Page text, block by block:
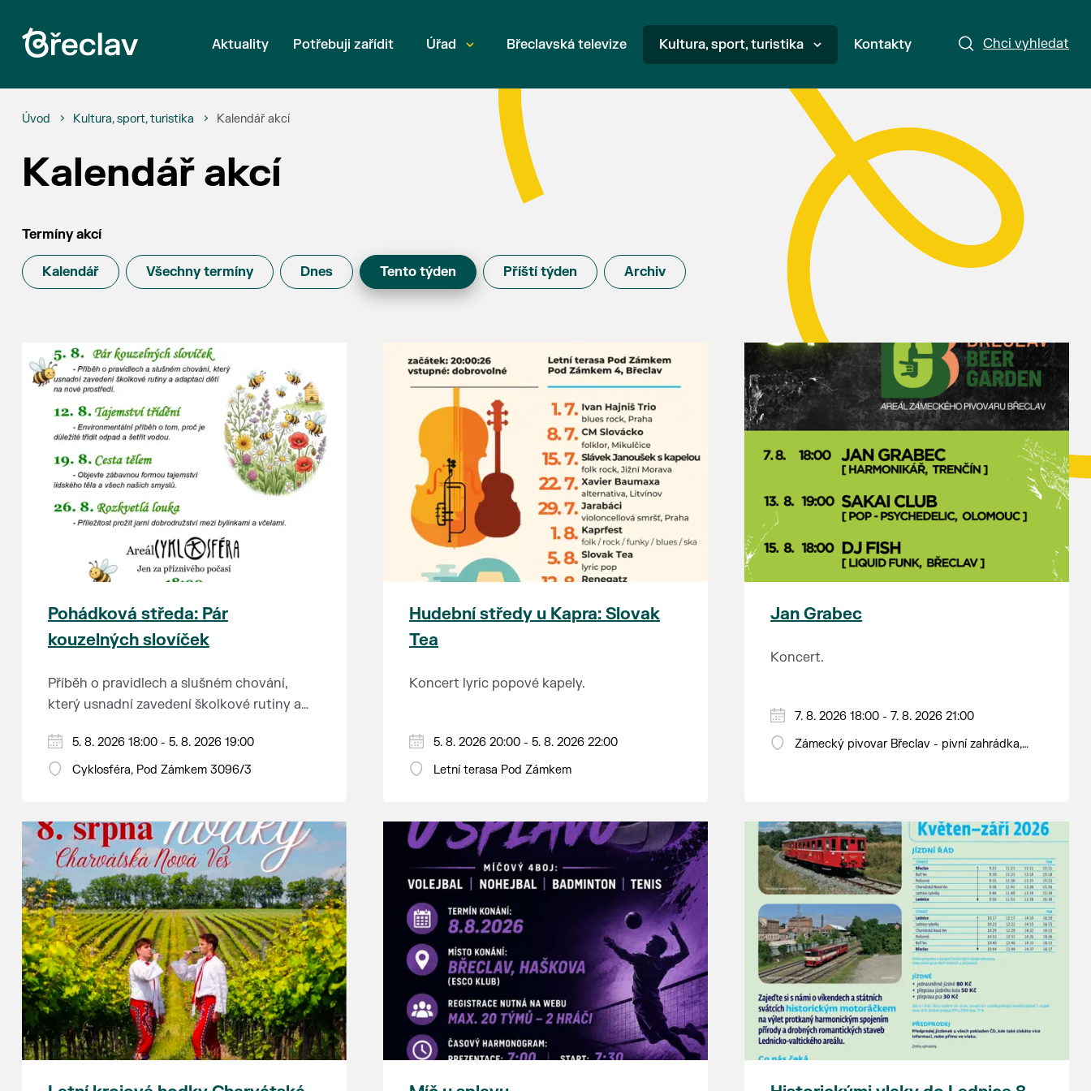
Chci vyhledat
Aktuality Potřebuji zařídit Úřad Břeclavská televize Kultura, sport, turistika Kontakty
Úvod Kultura, sport, turistika Kalendář akcí
Kalendář akcí
Termíny akcí
Kalendář Všechny termíny Dnes Tento týden Příští týden Archiv
Pohádková středa: Pár
kouzelných slovíček
Příběh o pravidlech a slušném chování,
který usnadní zavedení školkové rutiny a
Hraje se jen za příznivého počasí.
Vstupné dobrovolné.
5. 8. 2026 18:00 - 5. 8. 2026 19:00
Cyklosféra, Pod Zámkem 3096/3
Hudební středy u Kapra: Slovak
Tea
Koncert lyric popové kapely.
5. 8. 2026 20:00 - 5. 8. 2026 22:00
Letní terasa Pod Zámkem
Jan Grabec
Koncert.
7. 8. 2026 18:00 - 7. 8. 2026 21:00
Zámecký pivovar Břeclav - pivní zahrádka,